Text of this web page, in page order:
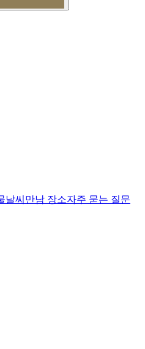
날씨 만남 장소자주 묻는 질문